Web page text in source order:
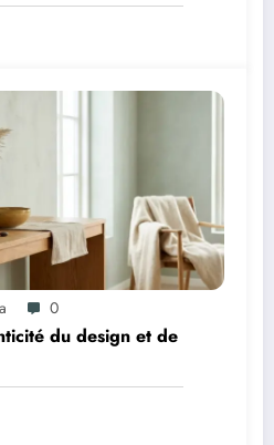
0
du design et de